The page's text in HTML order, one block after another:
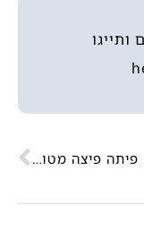
פיתה פיצה מטוגנת